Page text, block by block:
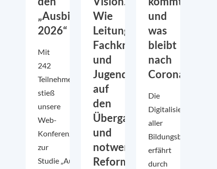
„Ausbildungsperspektiven
2026“
Mit
242
Teilnehmenden
stieß
unsere
Web-
Konferenz
zur
Studie „Ausbildungsperspektiven
Wie
Leitungen,
Fachkräfte
und
Jugendliche
auf
den
Übergangssektor
und
notwendige
Reformen
und
was
bleibt
nach
Corona?
Die
Digitalisierung
aller
Bildungsbereiche
erfährt
durch